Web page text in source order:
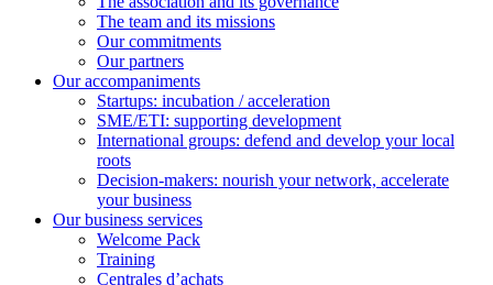
The team and its missions
Our commitments
Our partners
Our accompaniments
Startups: incubation / acceleration
SME/ETI: supporting development
International groups: defend and develop your local
roots
Decision-makers: nourish your network, accelerate
your business
Our business services
Welcome Pack
Training
Centrales d’achats